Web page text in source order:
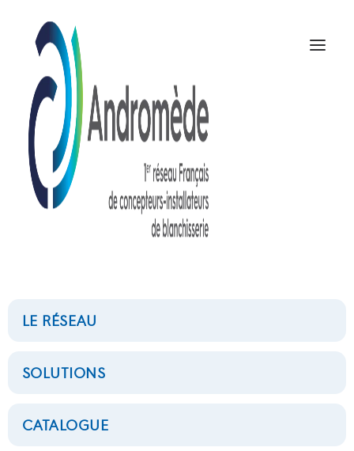
LE RÉSEAU
SOLUTIONS
CATALOGUE
550L /
1450X750X800